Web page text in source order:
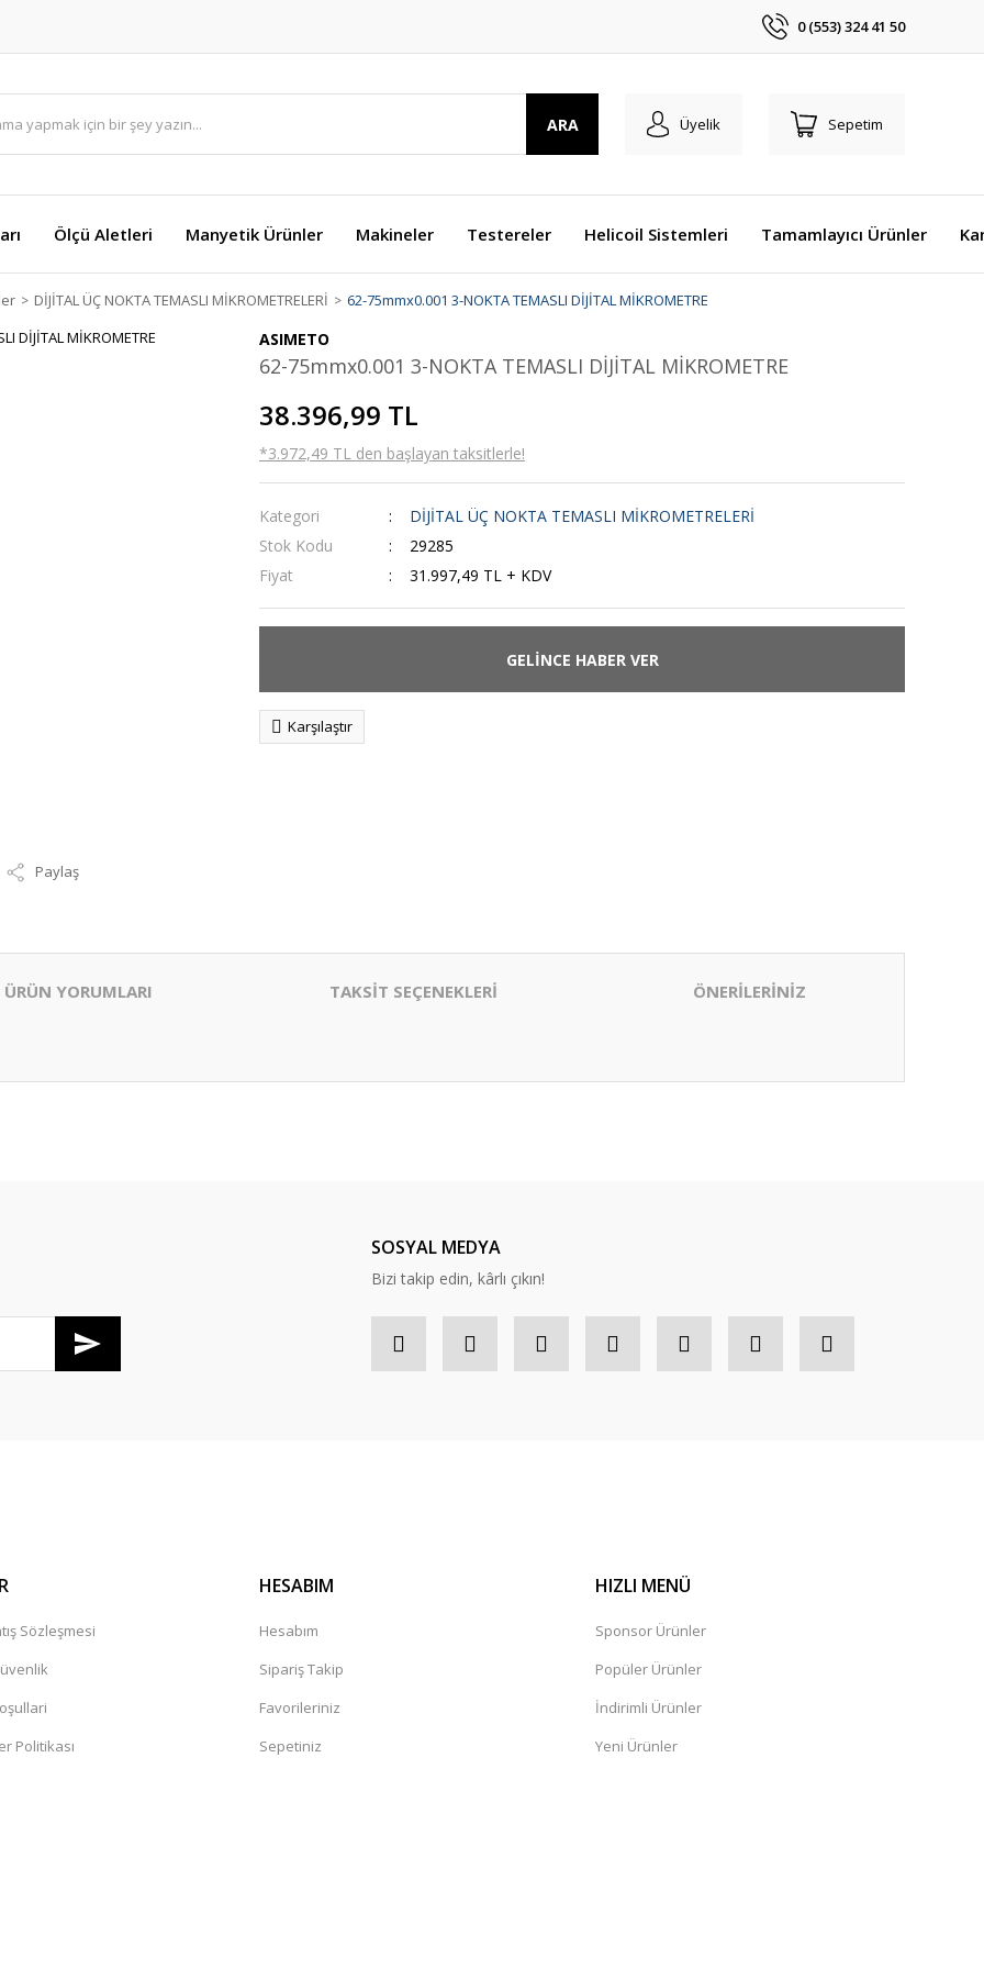
0 (553) 324 41 50
ARA Üyelik Sepetim
Ölçü Aletleri Manyetik Ürünler Makineler Testereler Helicoil Sistemleri Tamamlayıcı Ürünler
DİJİTAL ÜÇ NOKTA TEMASLI MİKROMETRELERİ 62-75mmx0.001 3-NOKTA TEMASLI DİJİTAL MİKROMETRE
Paylaş
ASIMETO
62-75mmx0.001 3-NOKTA TEMASLI DİJİTAL MİKROMETRE
38.396,99 TL
*3.972,49 TL den başlayan taksitlerle!
Kategori
DİJİTAL ÜÇ NOKTA TEMASLI MİKROMETRELERİ
Stok Kodu
29285
Fiyat
31.997,49 TL + KDV
GELİNCE HABER VER
Karşılaştır
ÜRÜN YORUMLARI TAKSİT SEÇENEKLERİ ÖNERİLERİNİZ
SOSYAL MEDYA
Bizi takip edin, kârlı çıkın!
Sözleşmesi
Politikası
HESABIM
Hesabım
Sipariş Takip
Favorileriniz
Sepetiniz
HIZLI MENÜ
Sponsor Ürünler
Popüler Ürünler
İndirimli Ürünler
Yeni Ürünler